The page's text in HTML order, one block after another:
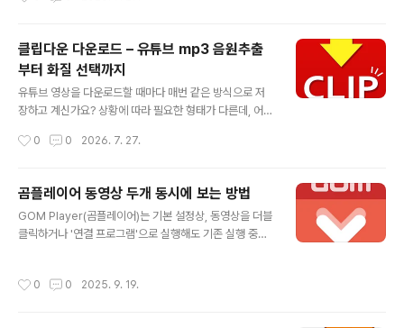
임과 그래픽 작업을 구동시키는 핵심 런타임입니다. 신규
PC라면 기본 탑재되어 있다고 생각하기 쉽지만, 특정 구성
요소가 빠져 있어 수동 설치가 필요한 경우도 종종 있습니
다. 이 글에서는 신규 PC·그래픽카드 세팅 시 DirectX 12
게 대응하면 되는지 정리했습니다.DirectX 12 ..
클립다운 다운로드 – 유튜브 mp3 음원추출
부터 화질 선택까지
유튜브 영상을 다운로드할 때마다 매번 같은 방식으로 저
장하고 계신가요? 상황에 따라 필요한 형태가 다른데, 어떤
하고 싶을 때가 있습니다.클립다운(ClipDown)은 유튜브
음원 추출과 MP4 화질별(HD·4K) 다운로드를 모두 지원
하는 무료 프로그램입니다. 복잡한 설정이나 회원가입 없
이 PC와 모바일에서 동일하게 사용할 수 있어, 영상 다운
로드가 처음이신 분도 쉽게 따라 하실 수 있습니다.이 글에
ClipDown 다운로드유튜브 mp3 음원추출 · 화질 선택 다
0 0 2026. 7. 27.
곰플레이어 동영상 두개 동시에 보는 방법
GOM Player(곰플레이어)는 기본 설정상, 동영상을 더블
클릭하거나 '연결 프로그램'으로 실행해도 기존 실행 중인
중단됩니다.그렇다면, 각기 다른 영상 파일을 각각 새로운
0 0 2025. 9. 19.